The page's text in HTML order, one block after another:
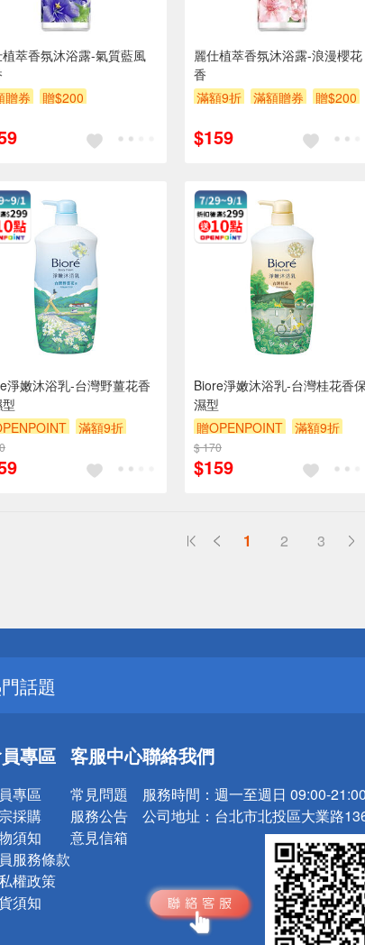
植萃香氛沐浴露-氣質藍風
贈券
贈$200
麗仕植萃香氛沐浴露-浪漫櫻花
香
滿額9折
滿額贈券 贈$200
$159
淨嫩沐浴乳-台灣野薑花香
滿額9折
Biore淨嫩沐浴乳-台灣桂花香保
濕型
贈OPENPOINT
滿額9折
贈$200
$ 170
$159
1 2 3
網頁！請小心！
公告
話題
優惠
網頁！請小心！
專區
專區
採購
須知
服務條款
權政策
須知
客服中心
常見問題
服務公告
意見信箱
聯絡我們
服務時間： 週一至週日 09:00-
公司地址： 台北市北投區大業路